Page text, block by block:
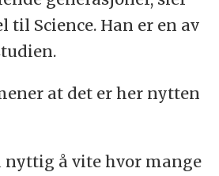
til Science. Han er en av
at det er her nytten
nyttig å vite hvor mange